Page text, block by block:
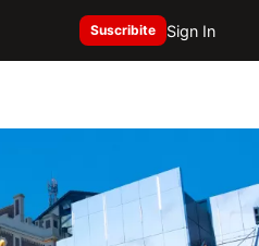
Suscribite Sign In